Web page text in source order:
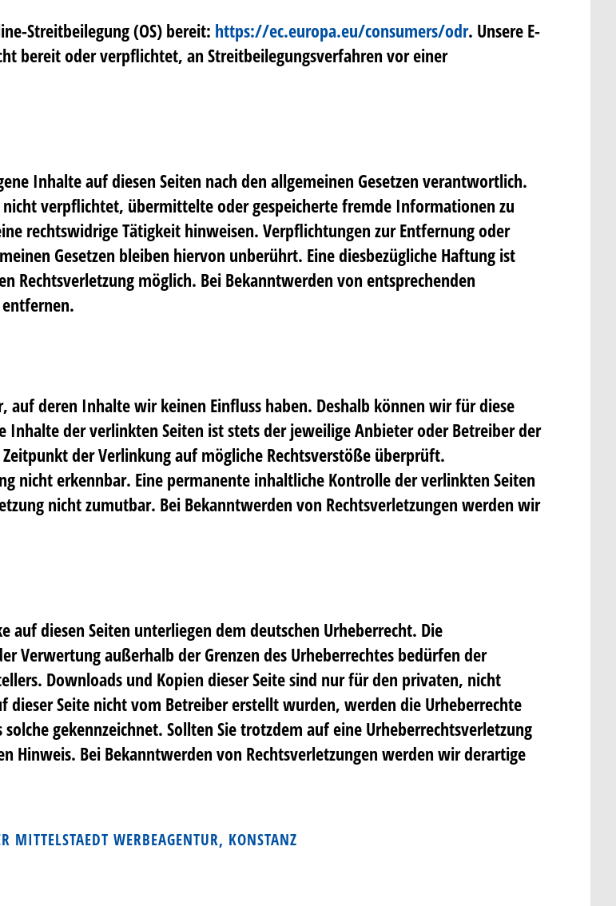
Streitbeilegung (OS) bereit: https://ec.europa.eu/consumers/odr. Unsere E-
bereit oder verpflichtet, an Streitbeilegungsverfahren vor einer
Inhalte auf diesen Seiten nach den allgemeinen Gesetzen verantwortlich.
nicht verpflichtet, übermittelte oder gespeicherte fremde Informationen zu
rechtswidrige Tätigkeit hinweisen. Verpflichtungen zur Entfernung oder
Gesetzen bleiben hiervon unberührt. Eine diesbezügliche Haftung ist
Rechtsverletzung möglich. Bei Bekanntwerden von entsprechenden
auf deren Inhalte wir keinen Einfluss haben. Deshalb können wir für diese
der verlinkten Seiten ist stets der jeweilige Anbieter oder Betreiber der
der Verlinkung auf mögliche Rechtsverstöße überprüft.
nicht erkennbar. Eine permanente inhaltliche Kontrolle der verlinkten Seiten
nicht zumutbar. Bei Bekanntwerden von Rechtsverletzungen werden wir
diesen Seiten unterliegen dem deutschen Urheberrecht. Die
Verwertung außerhalb der Grenzen des Urheberrechtes bedürfen der
Downloads und Kopien dieser Seite sind nur für den privaten, nicht
Seite nicht vom Betreiber erstellt wurden, werden die Urheberrechte
gekennzeichnet. Sollten Sie trotzdem auf eine Urheberrechtsverletzung
Bei Bekanntwerden von Rechtsverletzungen werden wir derartige
MITTELSTAEDT WERBEAGENTUR, KONSTANZ